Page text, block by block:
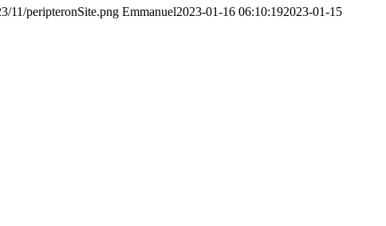
11/peripteronSite.png Emmanuel2023-01-16 06:10:192023-01-15